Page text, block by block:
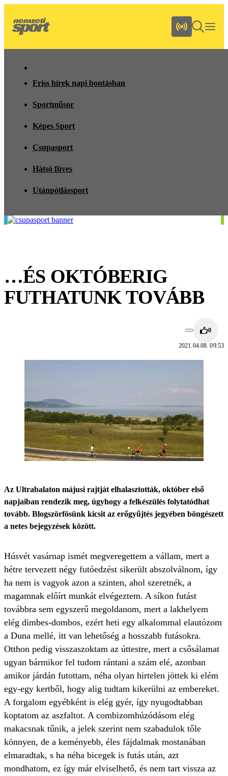
Friss hírek napi bontásban
Sportműsor
Képes Sport
Csupasport
Hátsó füves
Utánpótlássport
…ÉS OKTÓBERIG
FUTHATUNK TOVÁBB
0
2021.04.08. 09:53
Az Ultrabalaton májusi rajtját elhalasztották, október első
napjaiban rendezik meg, úgyhogy a felkészülés folytatódhat
tovább. Blogszörfösünk kicsit az erőgyűjtés jegyében böngészett
a netes bejegyzések között.
Húsvét vasárnap ismét megveregettem a vállam, mert a
hétre tervezett négy futóedzést sikerült abszolválnom, így
ha nem is vagyok azon a szinten, ahol szeretnék, a
magamnak előírt munkát elvégeztem. A síkon futást
továbbra sem egyszerű megoldanom, mert a lakhelyem
elég dimbes-dombos, ezért heti egy alkalommal elautózom
a Duna mellé, itt van lehetőség a hosszabb futásokra.
Otthon pedig visszaszoktam az úttestre, mert a csősálamat
ugyan bármikor fel tudom rántani a szám elé, azonban
amikor járdán futottam, néha olyan hirtelen jöttek ki elém
egy-egy kertből, hogy alig tudtam kikerülni az embereket.
A forgalom egyébként is elég gyér, így nyugodtabban
koptatom az aszfaltot. A combizomhúzódásom elég
makacsnak tűnik, a jelek szerint nem szabadulok tőle
könnyen, de a keményebb, éles fájdalmak mostanában
elmaradtak, s ha néha bicegek is futás után, azt
mondhatom, ez így már elviselhető, és nem tart vissza az